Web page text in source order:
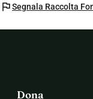
flagSegnala Raccolta
Dona